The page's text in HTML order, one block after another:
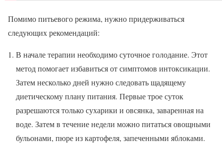
Помимо питьевого режима, нужно придерживаться
следующих рекомендаций:
В начале терапии необходимо суточное голодание. Этот
метод помогает избавиться от симптомов интоксикации.
Затем несколько дней нужно следовать щадящему
диетическому плану питания. Первые трое суток
разрешаются только сухарики и овсянка, заваренная на
воде. Затем в течение недели можно питаться овощными
бульонами, пюре из картофеля, запеченными яблоками.